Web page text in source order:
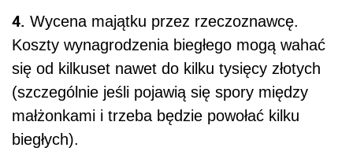
4. Wycena majątku przez rzeczoznawcę.
Koszty wynagrodzenia biegłego mogą wahać
się od kilkuset nawet do kilku tysięcy złotych
(szczególnie jeśli pojawią się spory między
małżonkami i trzeba będzie powołać kilku
biegłych).